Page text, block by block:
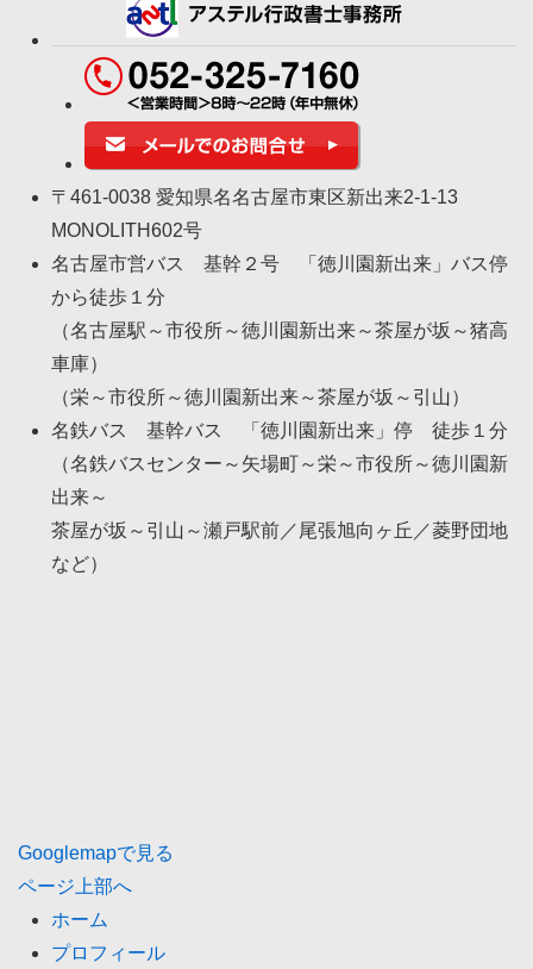
〒461-0038 愛知県名名古屋市東区新出来2-1-13
MONOLITH602号
名古屋市営バス 基幹２号 「徳川園新出来」バス停
から徒歩１分
（名古屋駅～市役所～徳川園新出来～茶屋が坂～猪高
車庫）
（栄～市役所～徳川園新出来～茶屋が坂～引山）
名鉄バス 基幹バス 「徳川園新出来」停 徒歩１分
（名鉄バスセンター～矢場町～栄～市役所～徳川園新
出来～
茶屋が坂～引山～瀬戸駅前／尾張旭向ヶ丘／菱野団地
など）
Googlemapで見る
ページ上部へ
ホーム
プロフィール